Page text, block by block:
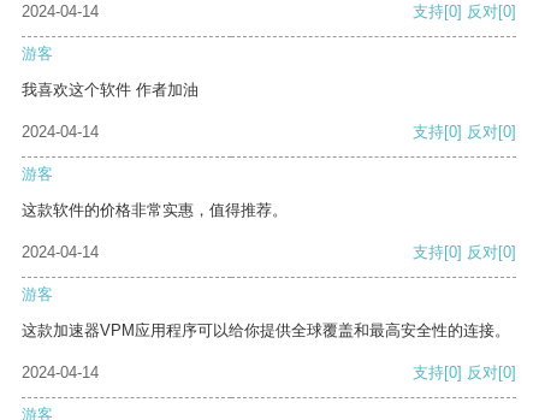
2024-04-14 支持[0] 反对[0]
游客
我喜欢这个软件 作者加油
2024-04-14 支持[0] 反对[0]
游客
这款软件的价格非常实惠，值得推荐。
2024-04-14 支持[0] 反对[0]
游客
这款加速器VPM应用程序可以给你提供全球覆盖和最高安全性的连接。
2024-04-14 支持[0] 反对[0]
游客